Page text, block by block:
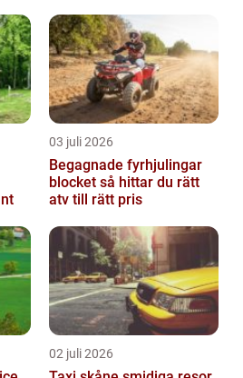
03 juli 2026
Begagnade fyrhjulingar
blocket så hittar du rätt
atv till rätt pris
02 juli 2026